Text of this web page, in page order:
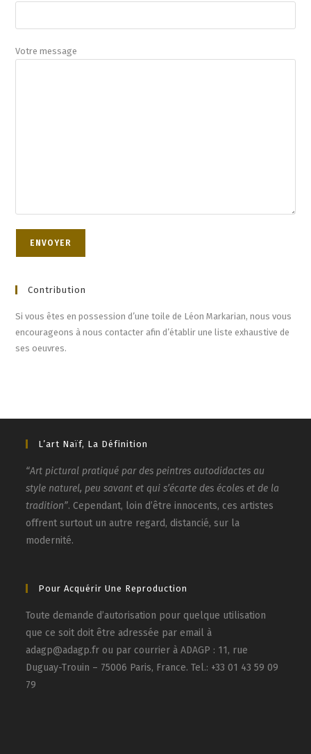
Votre message
Contribution
Si vous êtes en possession d’une toile de Léon Markarian, nous vous
encourageons à nous contacter afin d’établir une liste exhaustive de
ses oeuvres.
L’art Naïf, La Définition
“Art pictural pratiqué par des peintres autodidactes au
style naturel, peu savant et qui s’écarte des écoles et de la
tradition”. Cependant, loin d’être innocents, ces artistes
offrent surtout un autre regard, distancié, sur la
modernité.
Pour Acquérir Une Reproduction
Toute demande d’autorisation pour quelque utilisation
que ce soit doit être adressée par email à
adagp@adagp.fr ou par courrier à ADAGP : 11, rue
Duguay-Trouin – 75006 Paris, France. Tel.: +33 01 43 59 09
79